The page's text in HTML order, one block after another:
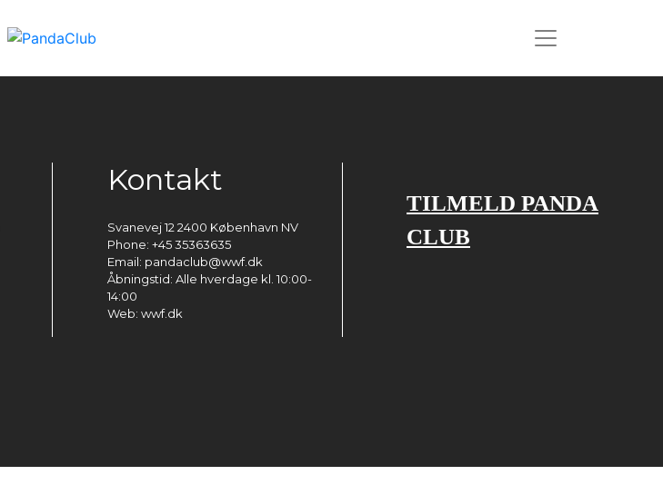
Kontakt
Svanevej 12 2400 København NV
Phone: +45 35363635
Email: pandaclub@wwf.dk
Åbningstid: Alle hverdage kl. 10:00-
14:00
Web: wwf.dk
TILMELD PANDA
CLUB